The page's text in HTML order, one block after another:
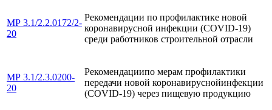
МР 3.1/2.2.0172/2-
20
Рекомендации по профилактике новой
коронавирусной инфекции (COVID-19)
среди работников строительной отрасли
МР 3.1/2.3.0200-
20
Рекомендациипо мерам профилактики
передачи новой коронавируснойинфекции
(COVID-19) через пищевую продукцию